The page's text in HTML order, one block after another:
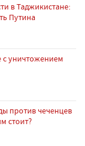
в Таджикистане:
Путина
с уничтожением
против чеченцев
стоит?